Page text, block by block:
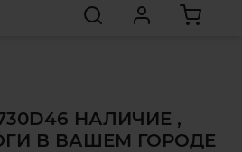
НАЛИЧИЕ ,
В ВАШЕМ ГОРОДЕ